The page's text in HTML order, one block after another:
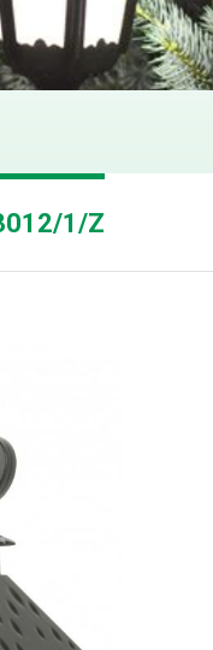
1/Z